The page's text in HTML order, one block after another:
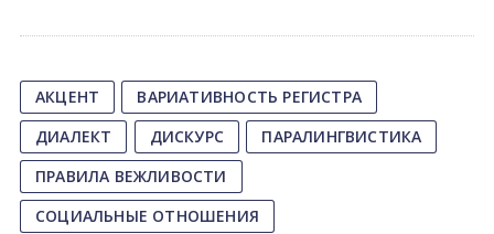
АКЦЕНТ
ВАРИАТИВНОСТЬ РЕГИСТРА
ДИАЛЕКТ
ДИСКУРС
ПАРАЛИНГВИСТИКА
ПРАВИЛА ВЕЖЛИВОСТИ
СОЦИАЛЬНЫЕ ОТНОШЕНИЯ